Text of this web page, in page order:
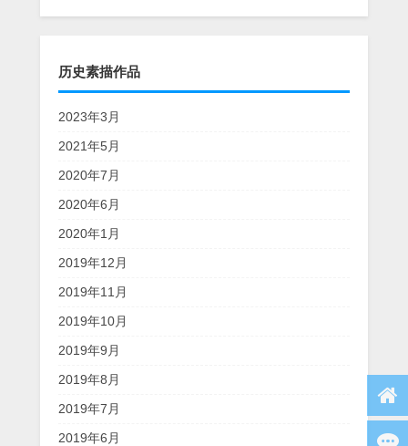
历史素描作品
2023年3月
2021年5月
2020年7月
2020年6月
2020年1月
2019年12月
2019年11月
2019年10月
2019年9月
2019年8月
2019年7月
2019年6月